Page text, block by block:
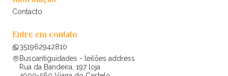
Contacto
Entre em contato
351962942810
Buscantiguidades - leilões address
Rua da Bandeira, 197 loja